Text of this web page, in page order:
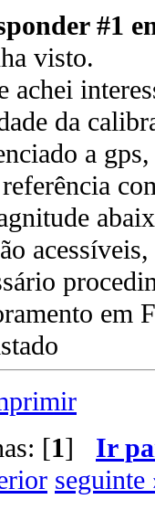
#1
visto.
achei
da
a
em
[1] Ir
seguinte